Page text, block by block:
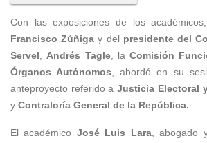
Con las exposiciones de los académicos,
Francisco Zúñiga y del presidente del
Servel,Andrés Tagle, laComisión
Órganos Autónomos, abordó en su
anteproyecto referido aJusticia Electoral
y Contraloría General de la República.
El académico José Luis Lara, abogado